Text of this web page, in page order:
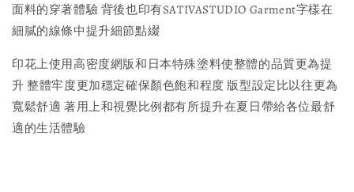
面料的穿著體驗 背後也印有SATIVASTUDIO Garment字樣在
細膩的線條中提升細節點綴
印花上使用高密度網版和日本特殊塗料使整體的品質更為提
升 整體牢度更加穩定確保顏色飽和程度 版型設定比以往更為
寬鬆舒適 著用上和視覺比例都有所提升在夏日帶給各位最舒
適的生活體驗